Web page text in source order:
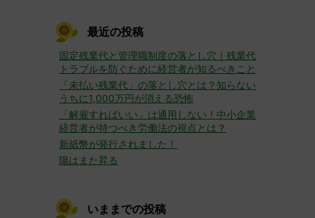
最近の投稿
固定残業代と管理職制度の落とし穴｜残業代
トラブルを防ぐために経営者が知るべきこと
「未払い残業代」の落とし穴とは？知らない
うちに1,000万円が消える恐怖
「解雇すればいい」は通用しない！中小企業
経営者が持つべき労働法の視点とは？
新紙幣が発行されました！
陽はまた昇る
いままでの投稿